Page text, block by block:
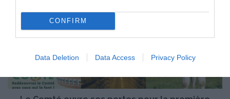
CONFIRM
Data Deletion Data Access Privacy Policy
o